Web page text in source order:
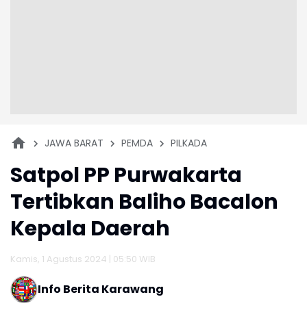
JAWA BARAT PEMDA PILKADA
Satpol PP Purwakarta
Tertibkan Baliho Bacalon
Kepala Daerah
Kamis, 1 Agustus 2024 | 05:50 WIB
Info Berita Karawang